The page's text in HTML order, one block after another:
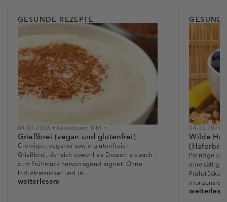
GESUNDE REZEPTE
04.03.2026 • Lesedauer: 0 Min
Grießbrei (vegan und glutenfrei)
Cremiger, veganer sowie glutenfreier
Grießbrei, der sich sowohl als Dessert als auch
zum Frühstück hervorragend eignet. Ohne
Industriezucker und in...
weiterlesen
04.03.2026
Wilde
Porridge
eine
morgens